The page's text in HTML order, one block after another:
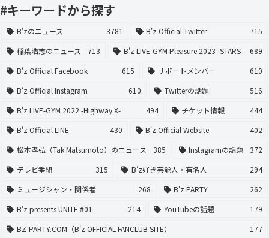
#キーワードから探す
B'zのニュース 3781 B'z Official Twitter
715
稲葉浩志のニュース
713 B'z LIVE-GYM Pleasure 2023 -STARS-
689
B'z Official Facebook
615 サポートメンバー
610
B'z Official Instagram
610 Twitterの話題
516
B'z LIVE-GYM 2022 -Highway X-
494 チケット情報
444
B'z Official LINE
430 B'z Official Website
402
松本孝弘（Tak Matsumoto）のニュース
385 Instagramの話題
372
テレビ番組
315 B'z好き芸能人・有名人
294
ミュージシャン・関係者
268 B'z PARTY
262
B’z presents UNITE #01
214 YouTubeの話題
179
BZ-PARTY.COM（B'z OFFICIAL FANCLUB SITE）
177